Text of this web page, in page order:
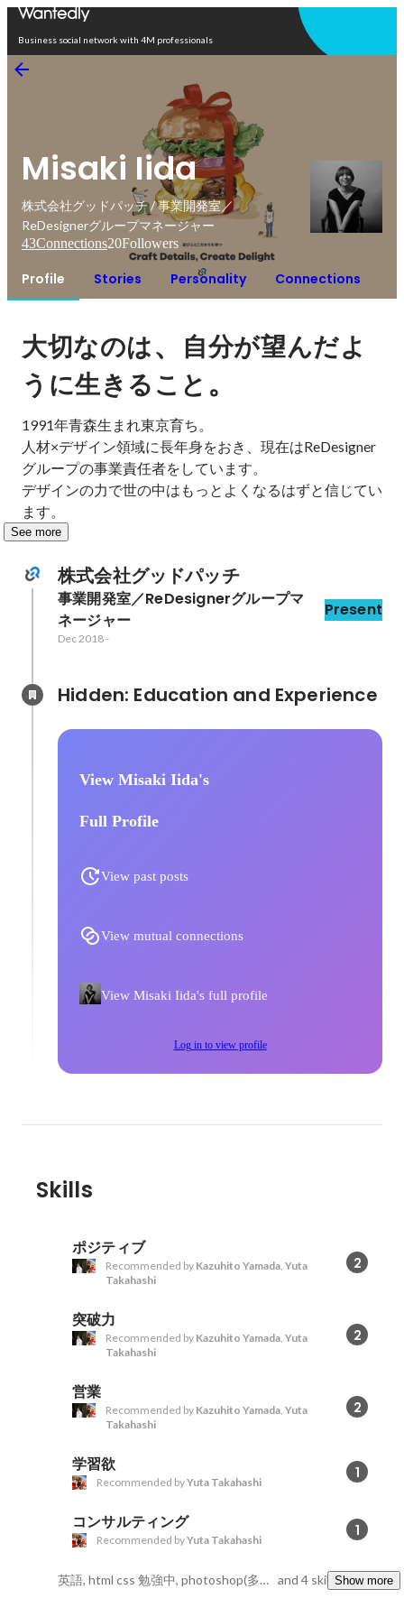
Business social network with 4M professionals
Misaki Iida
株式会社グッドパッチ / 事業開発室／
ReDesignerグループマネージャー
43Connections20Followers
Profile Stories Personality Connections
大切なのは、
自分が望んだよ
うに生きること 。
1991年青森生まれ東京育ち。
人材×デザイン領域に長年身をおき、現在はReDesigner
グループの事業責任者をしています。
デザインの力で世の中はもっとよくなるはずと信じてい
ます。
See more
株式会社グッドパッチ
事業開発室／ReDesignerグループマ
ネージャー
Present
Dec 2018-
View Misaki Iida's
Full Profile
View past posts
View mutual connections
View Misaki Iida's full profile
Log in to view profile
Skills
ポジティブ
2
Recommended by Kazuhito Yamada, Yuta
Takahashi
突破力
2
Recommended by Kazuhito Yamada, Yuta
Takahashi
営業
2
Recommended by Kazuhito Yamada, Yuta
Takahashi
学習欲 1
Recommended byYuta Takahashi
コンサルティング 1
Recommended byYuta Takahashi
英語, html css 勉強中, photoshop(多少) and 4 skillsShow more